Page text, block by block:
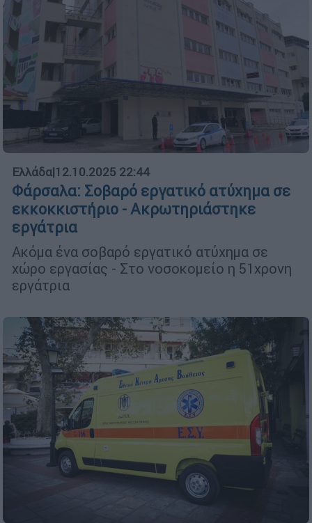
Ελλάδα|12.10.2025 22:44
Φάρσαλα: Σοβαρό εργατικό ατύχημα σε
εκκοκκιστήριο - Ακρωτηριάστηκε
εργάτρια
Ακόμα ένα σοβαρό εργατικό ατύχημα σε
χώρο εργασίας - Στο νοσοκομείο η 51χρονη
εργάτρια